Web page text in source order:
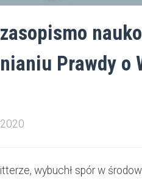
Prawdy
wybuchł spór w